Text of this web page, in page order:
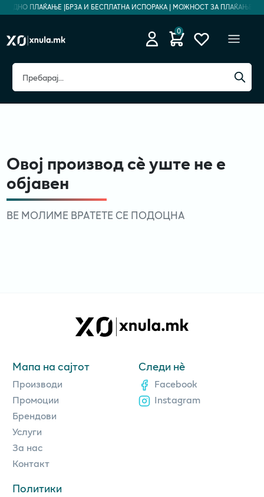
ПЛАЌАЊЕ | БРЗА И БЕСПЛАТНА ИСПОРАКА | МОЖНОСТ ЗА ПЛАЌАЊЕ НА
0
Овој производ сè уште не е
објавен
ВЕ МОЛИМЕ ВРАТЕТЕ СЕ ПОДОЦНА
Мапа на сајтот
Производи
Промоции
Брендови
Услуги
За нас
Контакт
Политики
Следи нè
Facebook
Instagram